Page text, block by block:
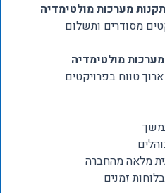
מערכות מולטימדיה
מסודרים ותשלום
מולטימדיה
טווח בפרויקטים
מלאה מהחברה
זמנים